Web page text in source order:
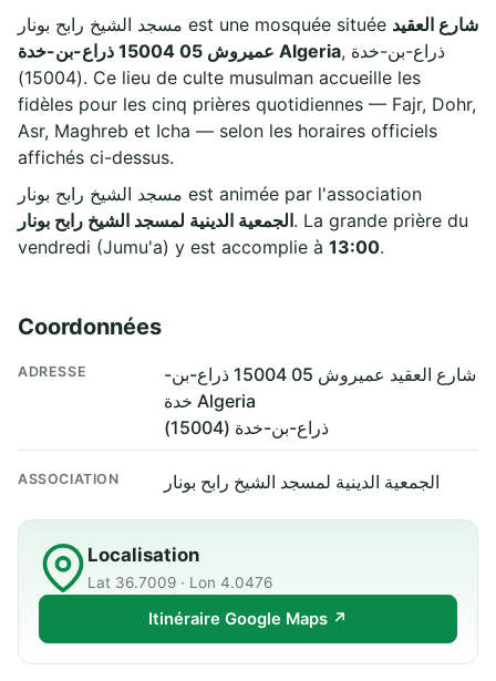
مسجد الشيخ رابح بونار est une mosquée située شارع العقيد
عميروش 05 15004 ذراع-بن-خدة Algeria, ذراع-بن-خدة
(15004). Ce lieu de culte musulman accueille les
fidèles pour les cinq prières quotidiennes — Fajr, Dohr,
Asr, Maghreb et Icha — selon les horaires officiels
affichés ci-dessus.
مسجد الشيخ رابح بونار est animée par l'association
الجمعية الدينية لمسجد الشيخ رابح بونار. La grande prière du
vendredi (Jumu'a) y est accomplie à 13:00.
Coordonnées
ADRESSE
شارع العقيد عميروش 05 15004 ذراع-بن-
خدة Algeria
ذراع-بن-خدة (15004)
ASSOCIATION الجمعية الدينية لمسجد الشيخ رابح بونار
Localisation
Lat 36.7009 · Lon 4.0476
Itinéraire Google Maps ↗